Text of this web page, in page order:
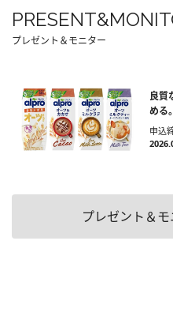
プレゼント＆モニター
良質
める
申込
プレゼント＆